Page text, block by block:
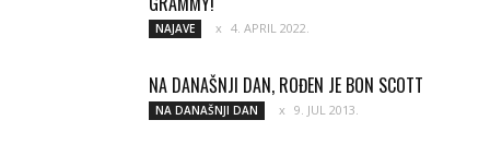
NAJAVE 4. APRIL 2022.
NA DANAŠNJI DAN, ROĐEN JE BON SCOTT
NA DANAŠNJI DAN 9. JUL 2013.